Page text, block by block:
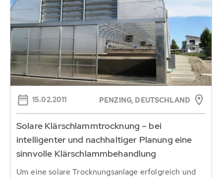
15.02.2011 PENZING, DEUTSCHLAND
Solare Klärschlammtrocknung – bei
intelligenter und nachhaltiger Planung eine
sinnvolle Klärschlammbehandlung
Um eine solare Trocknungsanlage erfolgreich und